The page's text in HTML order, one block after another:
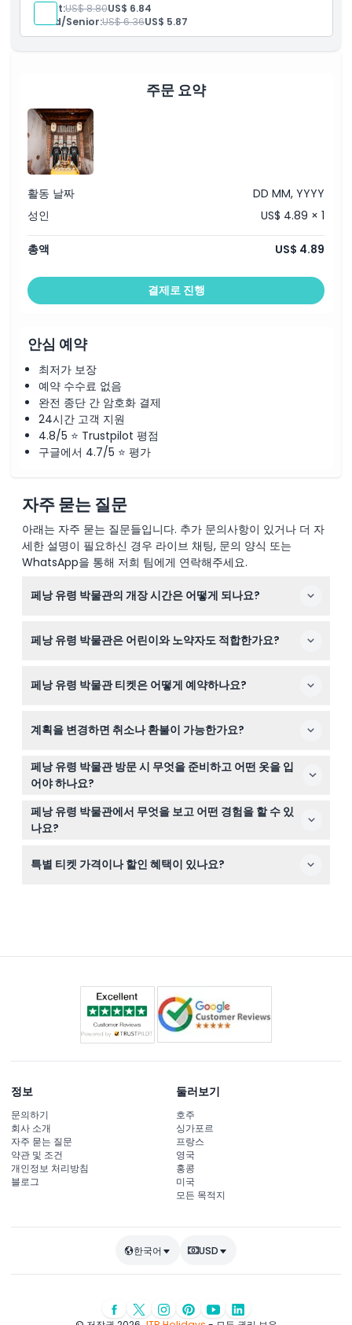
Adult:US$ 8.80US$ 6.84
Child/Senior:US$ 6.36US$ 5.87
주문 요약
활동 날짜
DD MM, YYYY
성인
US$ 4.89 × 1
총액 US$ 4.89
결제로 진행
안심 예약
최저가 보장
예약 수수료 없음
완전 종단 간 암호화 결제
24시간 고객 지원
4.8/5 ⭐ Trustpilot 평점
구글에서 4.7/5 ⭐ 평가
자주 묻는 질문
아래는 자주 묻는 질문들입니다. 추가 문의사항이 있거나 더 자
세한 설명이 필요하신 경우 라이브 채팅, 문의 양식 또는
WhatsApp을 통해 저희 팀에게 연락해주세요.
페낭 유령 박물관의 개장 시간은 어떻게 되나요?
되며, 마지막 입장은 오후 6시 30분에 가능합니다(변동 가
페낭 유령 박물관은 어린이와 노약자도 적합한가요?
무료 입장입니다. 이 박물관은 노인, 임산부 또는 고혈압이
페낭 유령 박물관 티켓은 어떻게 예약하나요?
으며, 원하는 날짜와 시간의 가능 여부도 확인할 수 있습니
계획을 변경하면 취소나 환불이 가능한가요?
티켓은 환불 불가 및 취소 불가능하니, 일정에 가장 잘 맞는
날짜와 시간을 신중히 예약해 주세요.
페낭 유령 박물관 방문 시 무엇을 준비하고 어떤 옷을 입
어야 하나요?
실내에서는 신발 착용이 불가하므로 쉽게 벗을 수 있는 신
발을 신으시길 바랍니다. 외부 음식과 음료는 반입 금지이
며, 박물관에서 재미있는 사진 촬영을 위한 의상과 소품을
페낭 유령 박물관에서 무엇을 보고 어떤 경험을 할 수 있
나요?
섭고 신비한 방들을 탐험할 수 있으며, 으스스한 무덤과 귀
특별 티켓 가격이나 할인 혜택이 있나요?
정보
문의하기
회사 소개
자주 묻는 질문
약관 및 조건
개인정보 처리방침
블로그
둘러보기
호주
싱가포르
프랑스
영국
홍콩
미국
모든 목적지
한국어 USD